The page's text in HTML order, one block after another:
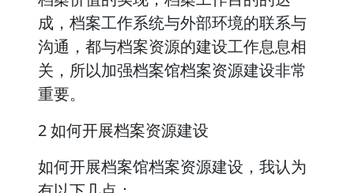
成，档案工作系统与外部环境的联系与
沟通，都与档案资源的建设工作息息相
关，所以加强档案馆档案资源建设非常
重要。
2 如何开展档案资源建设
如何开展档案馆档案资源建设，我认为